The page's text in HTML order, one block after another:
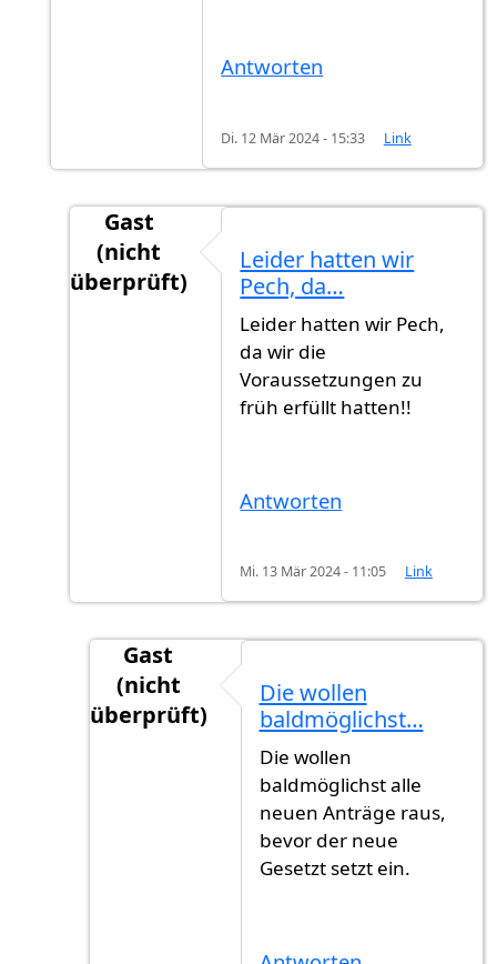
Antworten
Di. 12 Mär 2024 - 15:33 Link
Gast
(nicht
überprüft)
Das gilt nur für die Leute…
Leider hatten wir
Pech, da…
Leider hatten wir Pech,
da wir die
Voraussetzungen zu
früh erfüllt hatten!!
Antworten
Mi. 13 Mär 2024 - 11:05 Link
Gast
(nicht
überprüft)
Leider hatten wir Pech, da…
Die wollen
baldmöglichst…
Die wollen
baldmöglichst alle
neuen Anträge raus,
bevor der neue
Gesetzt setzt ein.